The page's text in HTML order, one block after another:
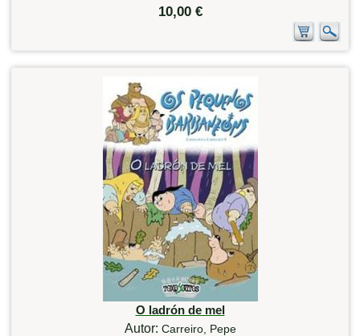
10,00 €
O ladrón de mel
Autor: Carreiro, Pepe